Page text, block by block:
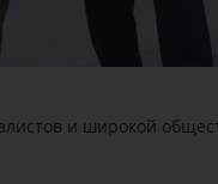
и широкой